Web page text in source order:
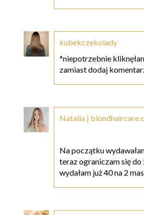
kubekczekolady
*niepotrzebnie
zamiast dodaj
Natalia |
Na początku
teraz ograniczam się do
wydałam już 40 na 2